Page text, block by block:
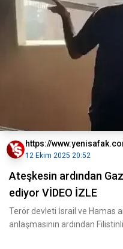
https://
12 Ekim 2025 20:52
Ateşkesin ardından
ediyor VİDEO İZLE
Terör devleti İsrail ve Hamas
anlaşmasının ardından